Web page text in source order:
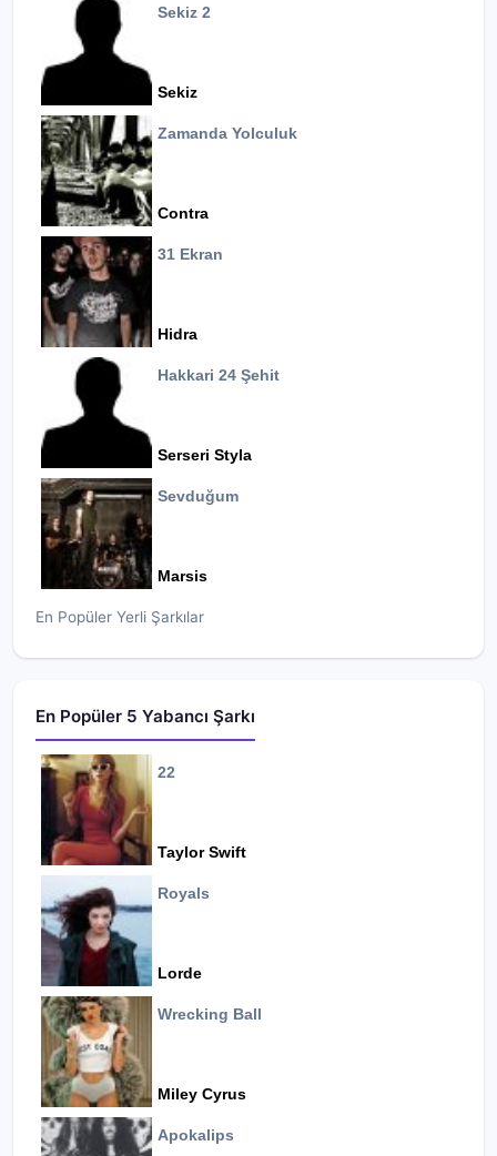
Sekiz 2
Sekiz
Zamanda Yolculuk
Contra
31 Ekran
Hidra
Hakkari 24 Şehit
Serseri Styla
Sevduğum
Marsis
En Popüler Yerli Şarkılar
En Popüler 5 Yabancı Şarkı
22
Taylor Swift
Royals
Lorde
Wrecking Ball
Miley Cyrus
Apokalips